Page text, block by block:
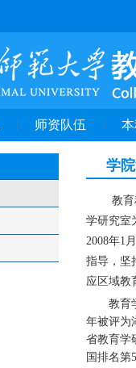
师资队伍
学
教
学研究室
2008年1
指导，坚
应区域教
教育
年被评为
省教育学
国排名